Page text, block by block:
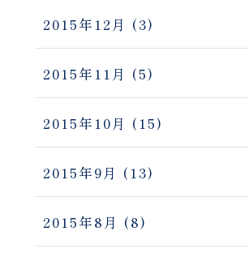
2015年12月 (3)
2015年11月 (5)
2015年10月 (15)
2015年9月 (13)
2015年8月 (8)